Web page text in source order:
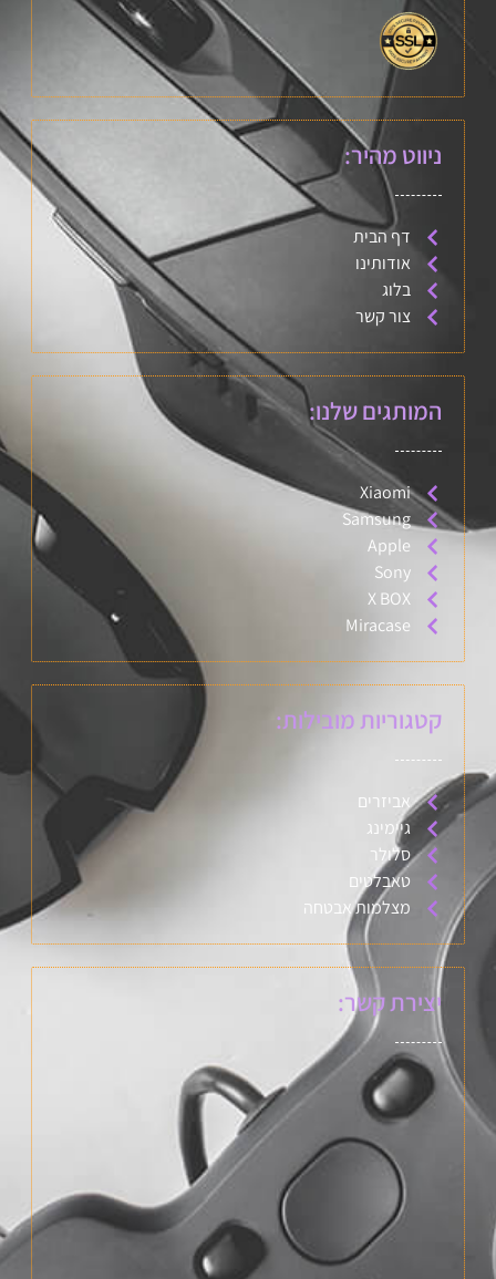
ניווט מהיר:
דף הבית
אודותינו
בלוג
צור קשר
המותגים שלנו:
Xiaomi
Samsung
Apple
Sony
X BOX
Miracase
קטגוריות מובילות:
אביזרים
גיימינג
סלולר
טאבלטים
מצלמות אבטחה
יצירת קשר: